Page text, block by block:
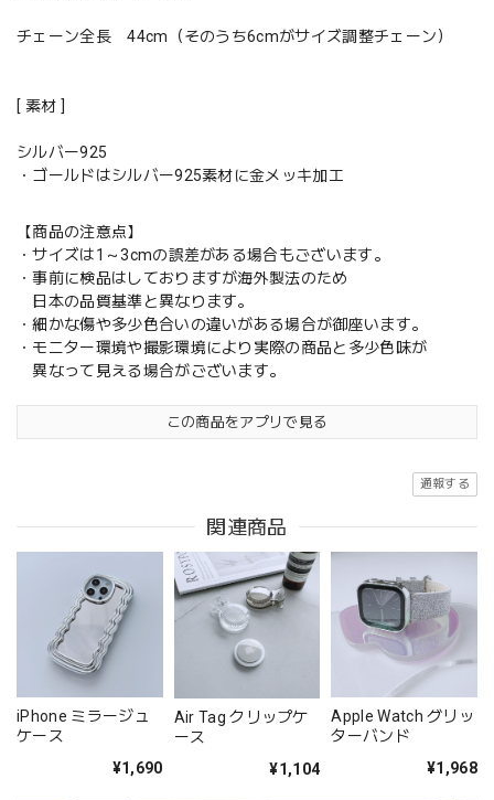
チェーン全長 44cm（そのうち6cmがサイズ調整チェーン）
[ 素材 ]
シルバー925
・ゴールドはシルバー925素材に金メッキ加工
【商品の注意点】
・サイズは1～3cmの誤差がある場合もございます。
・事前に検品はしておりますが海外製法のため
日本の品質基準と異なります。
・細かな傷や多少色合いの違いがある場合が御座います。
・モニター環境や撮影環境により実際の商品と多少色味が
異なって見える場合がございます。
この商品をアプリで見る
通報する
関連商品
iPhone ミラージュ
ケース
¥1,690
Air Tag クリップケ
ース
¥1,104
Apple Watch グリッ
ターバンド
¥1,968